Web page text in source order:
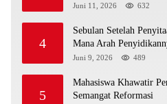
Juni 11, 2026 632
4
Sebulan Setelah
Mana Arah
Juni 9, 2026 489
5
Mahasiswa Khawatir
Semangat Reformasi